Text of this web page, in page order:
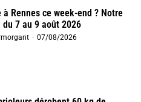
à Rennes ce week-end ? Notre
7 au 9 août 2026
- 07/08/2026